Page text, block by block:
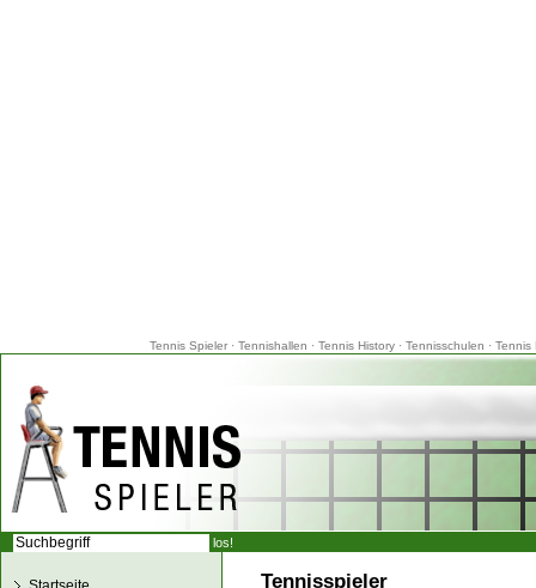
Tennis Spieler· Tennishallen · Tennis History· Tennisschulen · Tennis
Tennisspieler
los!